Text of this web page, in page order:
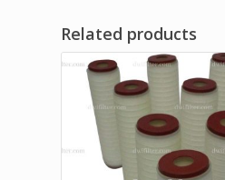
Related products